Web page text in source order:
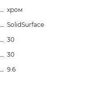
хром
SolidSurface
30
30
9.6